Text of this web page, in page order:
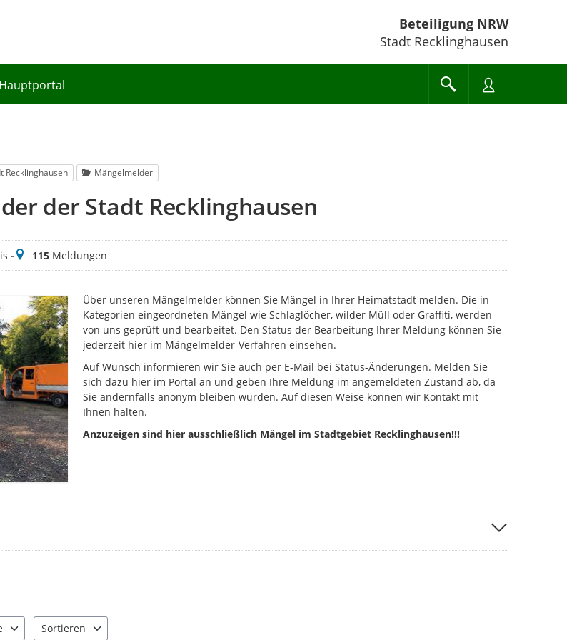
Beteiligung NRW
Stadt Recklinghausen
Hauptportal
Recklinghausen Mängelmelder
der Stadt Recklinghausen
-Meldungen
115Meldungen
Über unseren Mängelmelder können Sie Mängel in Ihrer Heimatstadt melden. Die in
Kategorien eingeordneten Mängel wie Schlaglöcher, wilder Müll oder Graffiti, werden
von uns geprüft und bearbeitet. Den Status der Bearbeitung Ihrer Meldung können Sie
jederzeit hier im Mängelmelder-Verfahren einsehen.
Auf Wunsch informieren wir Sie auch per E-Mail bei Status-Änderungen. Melden Sie
sich dazu hier im Portal an und geben Ihre Meldung im angemeldeten Zustand ab, da
Sie andernfalls anonym bleiben würden. Auf diesen Weise können wir Kontakt mit
Ihnen halten.
Anzuzeigen sind hier ausschließlich Mängel im Stadtgebiet Recklinghausen!!!
Sortieren